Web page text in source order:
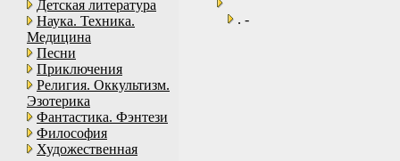
Детская литература
Наука. Техника.
Медицина
Песни
Приключения
Религия. Оккультизм.
Эзотерика
Фантастика. Фэнтези
Философия
Художественная
. -